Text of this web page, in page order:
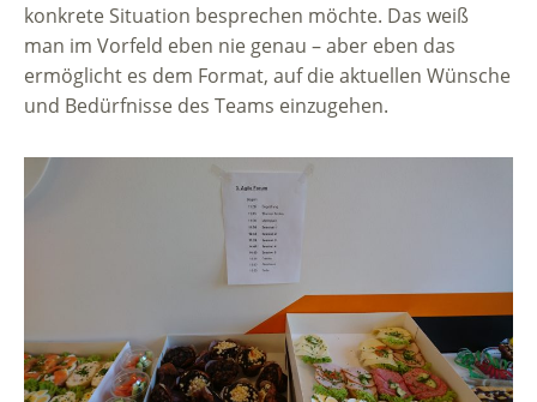
konkrete Situation besprechen möchte. Das weiß
man im Vorfeld eben nie genau – aber eben das
ermöglicht es dem Format, auf die aktuellen Wünsche
und Bedürfnisse des Teams einzugehen.